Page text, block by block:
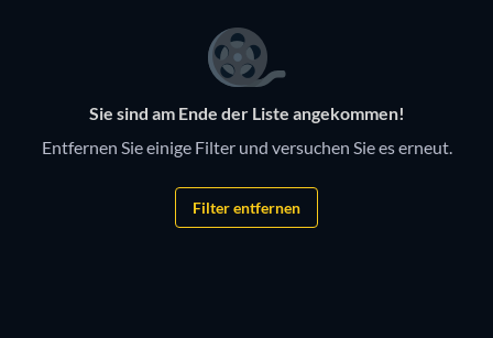
Sie sind am Ende der Liste angekommen!
Entfernen Sie einige Filter und versuchen Sie es erneut.
Filter entfernen